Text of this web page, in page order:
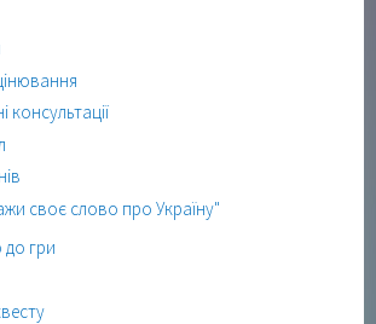
консультації
своє слово про Україну"
гри